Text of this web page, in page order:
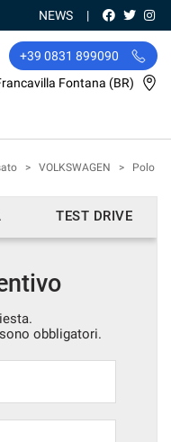
NEWS
+39 0831 899090
Fontana (BR)
> VOLKSWAGEN > Polo
TEST DRIVE
obbligatori.